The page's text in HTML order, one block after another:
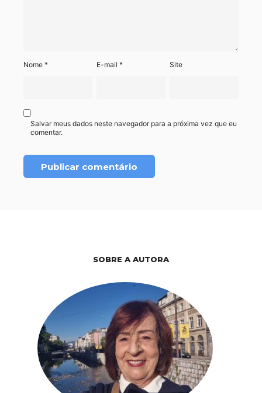
Nome * E-mail* Site
Salvar meus dados neste navegador para a próxima vez que eu
comentar.
SOBRE A AUTORA